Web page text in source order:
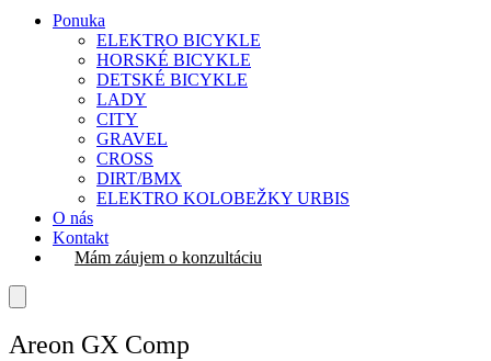
Ponuka
ELEKTRO BICYKLE
HORSKÉ BICYKLE
DETSKÉ BICYKLE
LADY
CITY
GRAVEL
CROSS
DIRT/BMX
ELEKTRO KOLOBEŽKY URBIS
O nás
Kontakt
Mám záujem o konzultáciu
Areon GX Comp